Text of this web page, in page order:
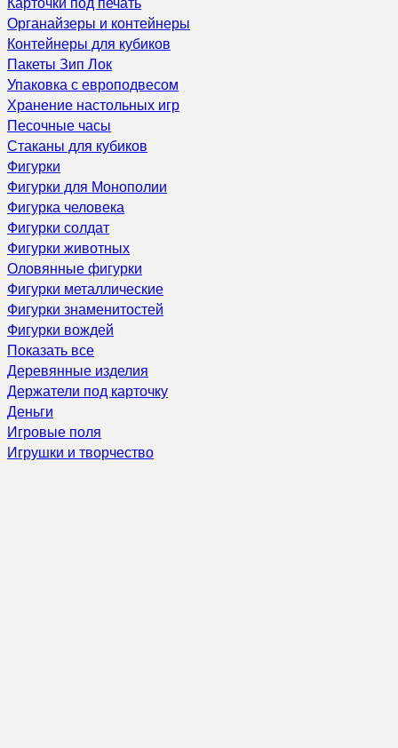
Органайзеры и контейнеры
Контейнеры для кубиков
Пакеты Зип Лок
Упаковка с европодвесом
Хранение настольных игр
Песочные часы
Стаканы для кубиков
Фигурки
Фигурки для Монополии
Фигурка человека
Фигурки солдат
Фигурки животных
Оловянные фигурки
Фигурки металлические
Фигурки знаменитостей
Фигурки вождей
Показать все
Деревянные изделия
Держатели под карточку
Деньги
Игровые поля
Игрушки и творчество